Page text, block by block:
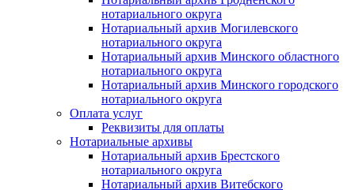
нотариального округа
Нотариальный архив Могилевского
нотариального округа
Нотариальный архив Минского областного
нотариального округа
Нотариальный архив Минского городского
нотариального округа
Оплата услуг
Реквизиты для оплаты
Нотариальные архивы
Нотариальный архив Брестского
нотариального округа
Нотариальный архив Витебского